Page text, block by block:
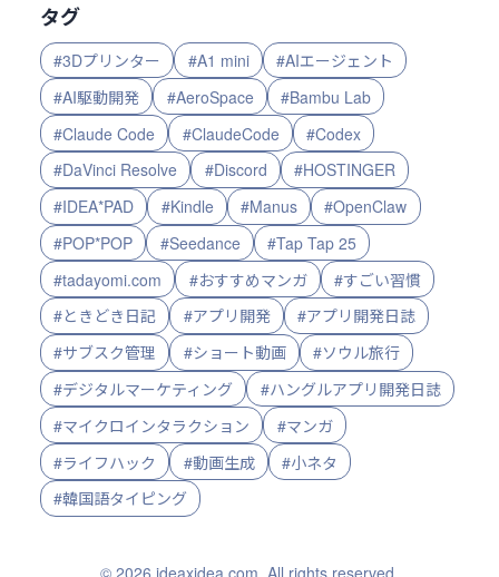
タグ
#3Dプリンター #A1 mini
#AIエージェント
#AI駆動開発
#AeroSpace
#Bambu Lab
#Claude Code
#ClaudeCode
#Codex
#DaVinci Resolve
#Discord
#HOSTINGER
#IDEA*PAD
#Kindle #Manus
#OpenClaw
#POP*POP
#Seedance
#Tap Tap 25
#tadayomi.com
#おすすめマンガ
#すごい習慣
#ときどき日記
#アプリ開発
#アプリ開発日誌
#サブスク管理
#ショート動画
#ソウル旅行
#デジタルマーケティング
#ハングルアプリ開発日誌
#マイクロインタラクション
#マンガ
#ライフハック
#動画生成
#小ネタ
#韓国語タイピング
© 2026 ideaxidea.com. All rights reserved.